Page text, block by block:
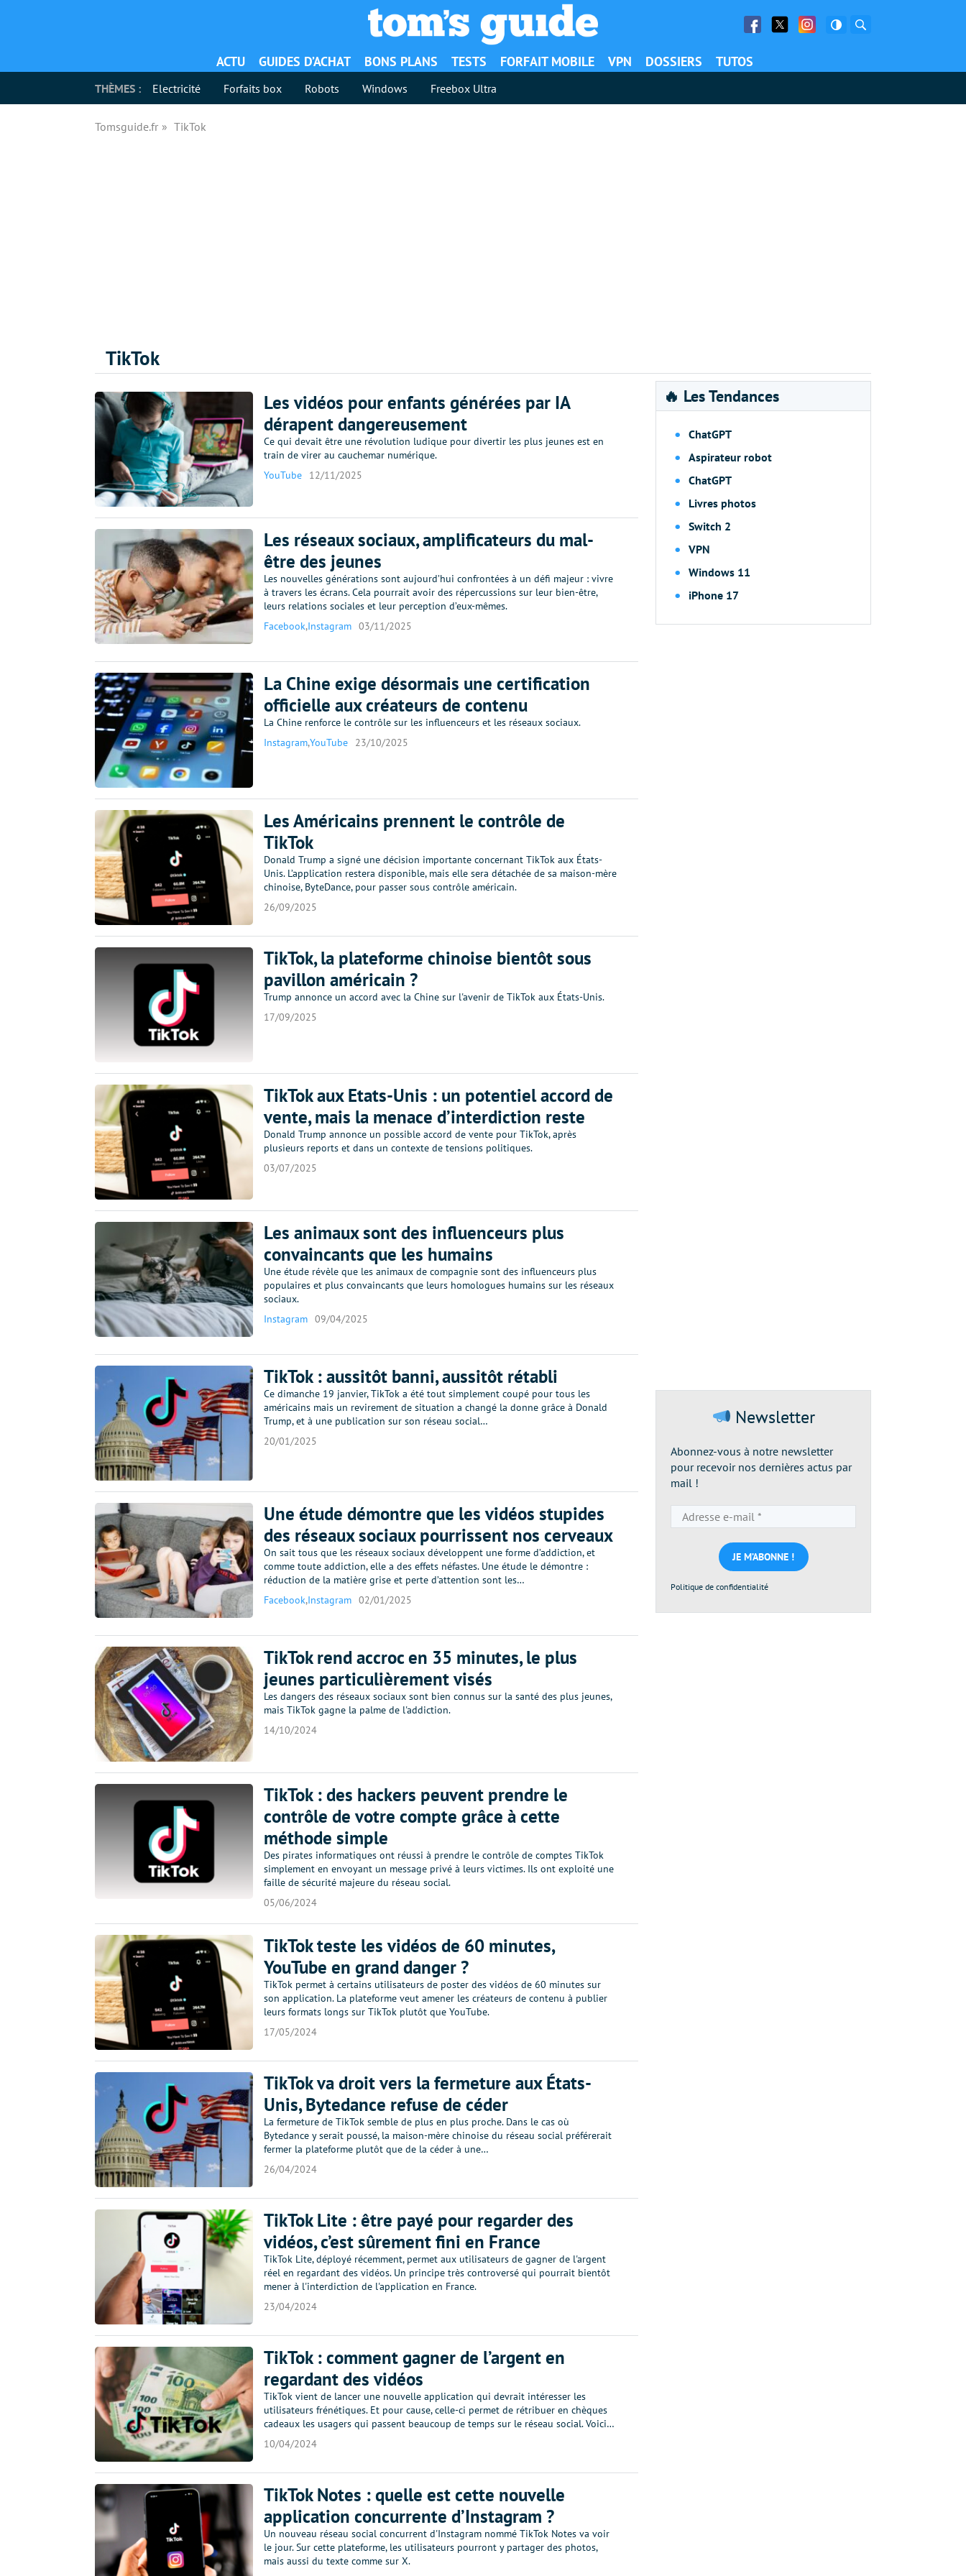
Facebook
Twitter Facebook
ACTU GUIDES D’ACHAT BONS PLANS TESTS FORFAIT MOBILE VPN DOSSIERS TUTOS
THÈMES : Electricité Forfaits box Robots Windows Freebox Ultra
Tomsguide.fr TikTok
TikTok
Les vidéos pour enfants générées par IA
dérapent dangereusement
Ce qui devait être une révolution ludique pour divertir les plus jeunes est en
train de virer au cauchemar numérique.
YouTube
12/11/2025
Les réseaux sociaux, amplificateurs du mal-
être des jeunes
Les nouvelles générations sont aujourd’hui confrontées à un défi majeur : vivre
à travers les écrans. Cela pourrait avoir des répercussions sur leur bien-être,
leurs relations sociales et leur perception d’eux-mêmes.
Facebook,Instagram 03/11/2025
La Chine exige désormais une certification
officielle aux créateurs de contenu
La Chine renforce le contrôle sur les influenceurs et les réseaux sociaux.
Instagram,YouTube 23/10/2025
Les Américains prennent le contrôle de
TikTok
Donald Trump a signé une décision importante concernant TikTok aux États-
Unis. L’application restera disponible, mais elle sera détachée de sa maison-mère
chinoise, ByteDance, pour passer sous contrôle américain.
26/09/2025
TikTok, la plateforme chinoise bientôt sous
pavillon américain ?
Trump annonce un accord avec la Chine sur l'avenir de TikTok aux États-Unis.
17/09/2025
TikTok aux Etats-Unis : un potentiel accord de
vente, mais la menace d’interdiction reste
Donald Trump annonce un possible accord de vente pour TikTok, après
plusieurs reports et dans un contexte de tensions politiques.
03/07/2025
Les animaux sont des influenceurs plus
convaincants que les humains
Une étude révèle que les animaux de compagnie sont des influenceurs plus
populaires et plus convaincants que leurs homologues humains sur les réseaux
sociaux.
Instagram 09/04/2025
TikTok : aussitôt banni, aussitôt rétabli
Ce dimanche 19 janvier, TikTok a été tout simplement coupé pour tous les
américains mais un revirement de situation a changé la donne grâce à Donald
Trump, et à une publication sur son réseau social…
20/01/2025
Une étude démontre que les vidéos stupides
des réseaux sociaux pourrissent nos cerveaux
On sait tous que les réseaux sociaux développent une forme d’addiction, et
comme toute addiction, elle a des effets néfastes. Une étude le démontre :
réduction de la matière grise et perte d’attention sont les…
Facebook,Instagram 02/01/2025
TikTok rend accroc en 35 minutes, le plus
jeunes particulièrement visés
Les dangers des réseaux sociaux sont bien connus sur la santé des plus jeunes,
mais TikTok gagne la palme de l'addiction.
14/10/2024
TikTok : des hackers peuvent prendre le
contrôle de votre compte grâce à cette
méthode simple
Des pirates informatiques ont réussi à prendre le contrôle de comptes TikTok
simplement en envoyant un message privé à leurs victimes. Ils ont exploité une
faille de sécurité majeure du réseau social.
05/06/2024
TikTok teste les vidéos de 60 minutes,
YouTube en grand danger ?
TikTok permet à certains utilisateurs de poster des vidéos de 60 minutes sur
son application. La plateforme veut amener les créateurs de contenu à publier
leurs formats longs sur TikTok plutôt que YouTube.
17/05/2024
TikTok va droit vers la fermeture aux États-
Unis, Bytedance refuse de céder
La fermeture de TikTok semble de plus en plus proche. Dans le cas où
Bytedance y serait poussé, la maison-mère chinoise du réseau social préférerait
fermer la plateforme plutôt que de la céder à une…
26/04/2024
TikTok Lite : être payé pour regarder des
vidéos, c’est sûrement fini en France
TikTok Lite, déployé récemment, permet aux utilisateurs de gagner de l'argent
réel en regardant des vidéos. Un principe très controversé qui pourrait bientôt
mener à l'interdiction de l'application en France.
23/04/2024
TikTok : comment gagner de l’argent en
regardant des vidéos
TikTok vient de lancer une nouvelle application qui devrait intéresser les
utilisateurs frénétiques. Et pour cause, celle-ci permet de rétribuer en chèques
cadeaux les usagers qui passent beaucoup de temps sur le réseau social. Voici…
10/04/2024
TikTok Notes : quelle est cette nouvelle
application concurrente d’Instagram ?
Un nouveau réseau social concurrent d'Instagram nommé TikTok Notes va voir
le jour. Sur cette plateforme, les utilisateurs pourront y partager des photos,
mais aussi du texte comme sur X.
🔥 Les Tendances
ChatGPT
Aspirateur robot
ChatGPT
Livres photos
Switch 2
VPN
Windows 11
iPhone 17
Newsletter
Abonnez-vous à notre newsletter
pour recevoir nos dernières actus par
mail !
e-
mail
*
Politique de confidentialité